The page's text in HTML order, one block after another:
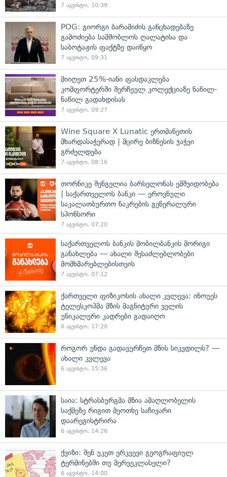
7 აგვისტო, 10:39
POG: გიორგი ბარამიძის განცხადებაზე
გამოძიება სამშობლოს ღალატისა და
საბოტაჟის ფაქტზე დაიწყო
7 აგვისტო, 09:31
მიიღეთ 25%-იანი ფასდაკლება
კომფორტერში შერჩეულ კოლექციაზე ნაწილ-
ნაწილ გადახდისას
7 აგვისტო, 09:27
Wine Square X Lunatic ერთმანეთის
მხარდასაჭერად | მცირე ბიზნესის ჯაჭვი
გრძელდება
7 აგვისტო, 08:16
თორნიკე შენგელია ბარსელონას ემშვიდობება
| საქართველოს ბანკი — ეროვნული
საკალათბურთო ნაკრების გენერალური
სპონსორი
7 აგვისტო, 07:20
საქართველოს ბანკის მობილბანკის მორიგი
განახლება — ახალი შესაძლებლობები
მომხმარებლებისთვის
7 აგვისტო, 07:12
ქართველი ფიზიკოსის ახალი კვლევა: ინოუეს
ტელესკოპმა მზის მაგნიტური ველის
უნიკალური კადრები გადაიღო
6 აგვისტო, 17:20
როგორ უნდა გადავურჩეთ მზის სიკვდილს? —
ახალი კვლევა
6 აგვისტო, 15:36
საია: სტრასბურგმა მზია ამაღლობელის
საქმეზე რიგით მეოთხე საჩივარი
დაარეგისტრირა
6 აგვისტო, 14:26
ქვიზი: შენ უკეთ ერკვევი გეოგრაფიულ
ტერმინებში თუ მერვეკლასელი?
6 აგვისტო, 14:00